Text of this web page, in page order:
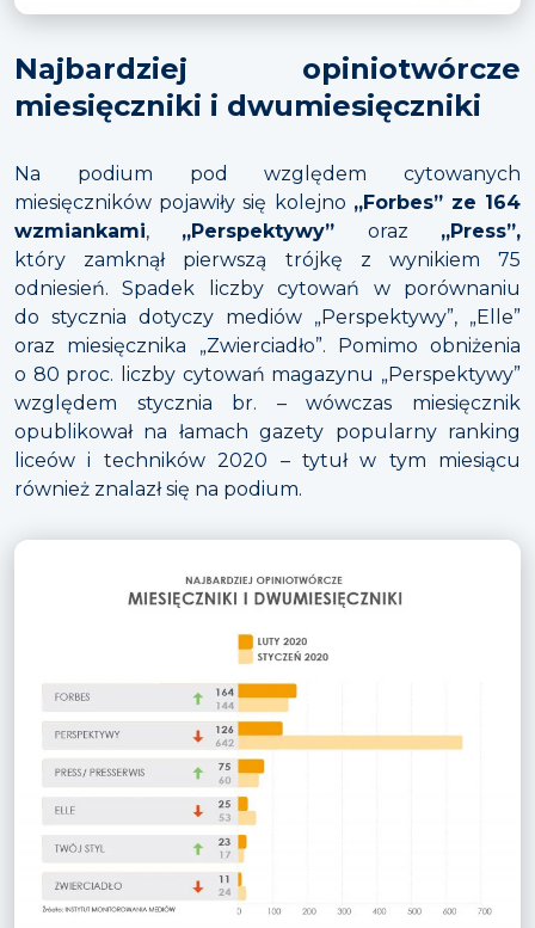
Najbardziej opiniotwórcze
miesięczniki i dwumiesięczniki
Na podium pod względem cytowanych
miesięczników pojawiły się kolejno „Forbes” ze 164
wzmiankami, „Perspektywy” oraz „Press”,
który zamknął pierwszą trójkę z wynikiem 75
odniesień. Spadek liczby cytowań w porównaniu
do stycznia dotyczy mediów „Perspektywy”, „Elle”
oraz miesięcznika „Zwierciadło”. Pomimo obniżenia
o 80 proc. liczby cytowań magazynu „Perspektywy”
względem stycznia br. – wówczas miesięcznik
opublikował na łamach gazety popularny ranking
liceów i techników 2020 – tytuł w tym miesiącu
również znalazł się na podium.